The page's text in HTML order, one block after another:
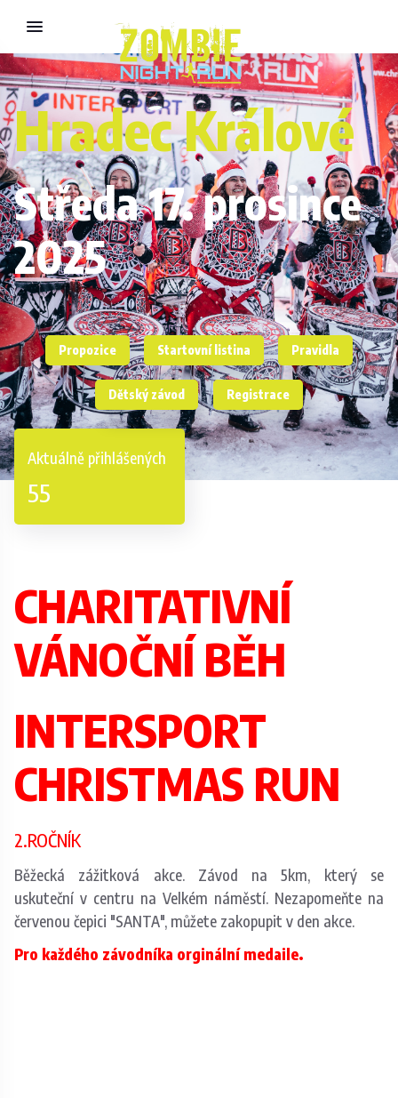
Hradec Králové
Středa 17. prosince
2025
Propozice Startovní listina Pravidla
Dětský závod Registrace
Aktuálně přihlášených
55
CHARITATIVNÍ
VÁNOČNÍ BĚH
INTERSPORT
CHRISTMAS RUN
2.ROČNÍK
Běžecká zážitková akce. Závod na 5km, který se
uskuteční v centru na Velkém náměstí. Nezapomeňte na
červenou čepici "SANTA", můžete zakopupit v den akce.
Pro každého závodníka orginální medaile.